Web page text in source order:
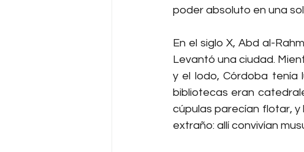
poder absoluto en una
En el siglo X, Abd al-
Levantó una ciudad.
y el lodo, Córdoba tenía
bibliotecas eran
cúpulas parecían flotar, y
extraño: allí convivían